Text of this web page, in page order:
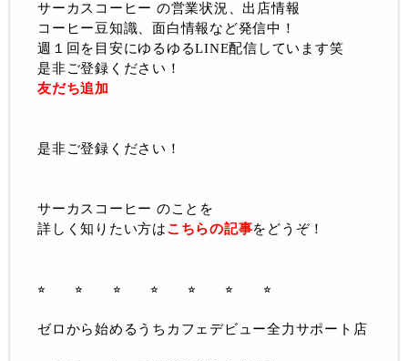
サーカスコーヒー の営業状況、出店情報
コーヒー豆知識、面白情報など発信中！
週１回を目安にゆるゆるLINE配信しています笑
是非ご登録ください！
友だち追加
是非ご登録ください！
サーカスコーヒー のことを
詳しく知りたい方はこちらの記事をどうぞ！
⭐︎ ⭐︎ ⭐︎ ⭐︎ ⭐︎ ⭐︎ ⭐︎
ゼロから始めるうちカフェデビュー全力サポート店